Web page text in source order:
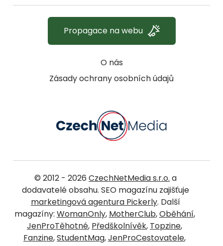
O nás
Zásady ochrany osobních údajů
Propagace na webu
© 2012 - 2026 CzechNetMedia s.r.o. a
dodavatelé obsahu. SEO magazínu zajišťuje
marketingová agentura Pickerly. Další
magazíny: WomanOnly, MotherClub,Oběhání,
JenProTěhotné, Předškolnívěk, Topzine,
Fanzine,StudentMag,JenProCestovatele,